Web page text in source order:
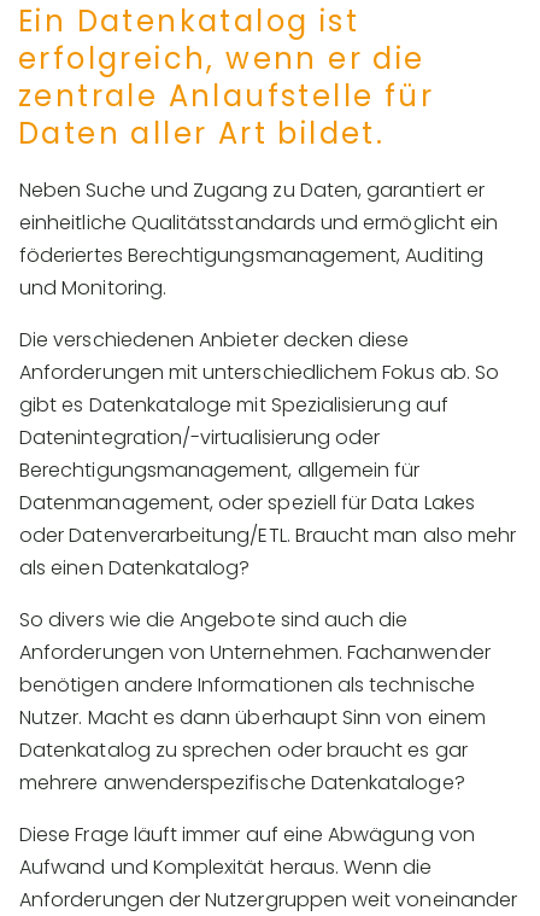
Ein Datenkatalog ist
erfolgreich, wenn er die
zentrale Anlaufstelle für
Daten aller Art bildet.
Neben Suche und Zugang zu Daten, garantiert er
einheitliche Qualitätsstandards und ermöglicht ein
föderiertes Berechtigungsmanagement, Auditing
und Monitoring.
Die verschiedenen Anbieter decken diese
Anforderungen mit unterschiedlichem Fokus ab. So
gibt es Datenkataloge mit Spezialisierung auf
Datenintegration/-virtualisierung oder
Berechtigungsmanagement, allgemein für
Datenmanagement, oder speziell für Data Lakes
oder Datenverarbeitung/ETL. Braucht man also mehr
als einen Datenkatalog?
So divers wie die Angebote sind auch die
Anforderungen von Unternehmen. Fachanwender
benötigen andere Informationen als technische
Nutzer. Macht es dann überhaupt Sinn von einem
Datenkatalog zu sprechen oder braucht es gar
mehrere anwenderspezifische Datenkataloge?
Diese Frage läuft immer auf eine Abwägung von
Aufwand und Komplexität heraus. Wenn die
Anforderungen der Nutzergruppen weit voneinander